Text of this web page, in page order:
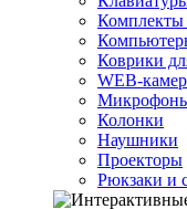
Комплекты
Коврики
WEB-
Колонки
Наушники
Проекторы
Рюкзаки и